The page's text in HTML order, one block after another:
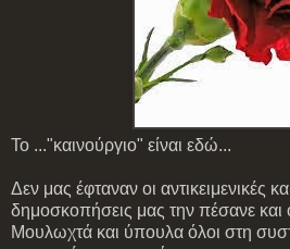
Το ..."καινούργιο" είναι εδώ...
Δεν μας έφταναν οι αντικειμενικές
δημοσκοπήσεις μας την πέσανε και
Μουλωχτά και ύπουλα όλοι στη